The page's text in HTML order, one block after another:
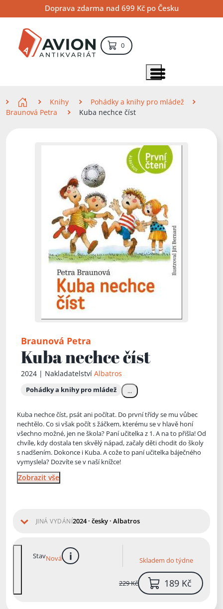
na
obsah
na
navigaci
na
vyhledávání
Doprava zdarma nad 699 Kč po Česku
0položek – košík
Zobrazit položky menu
Knihy
Pohádky a knihy pro mládež
Braunová Petra
Kuba nechce číst
Braunová Petra
Kuba nechce číst
2024 | Nakladatelství Albatros
Pohádky a knihy pro mládež ...
Kuba nechce číst, psát ani počítat. Do první třídy se mu vůbec
nechtělo. Co si však počít s žáčkem, kterému se v hlavě honí
všechno možné, jen ne škola? Paní učitelka z 1. A na to přišla! Od
chvíle, kdy dostala ten skvělý nápad, začaly děti chodit do školy
s nadšením. Dokonce i Kuba. A cože to paní učitelka báječného
vymyslela? Dozvíte se v naší knížce!
Zobrazit vše
JINÁ VYDÁNÍ2024 · česky · Albatros
StavNová více informací Skladem do týdne
229 Kč 189 Kč